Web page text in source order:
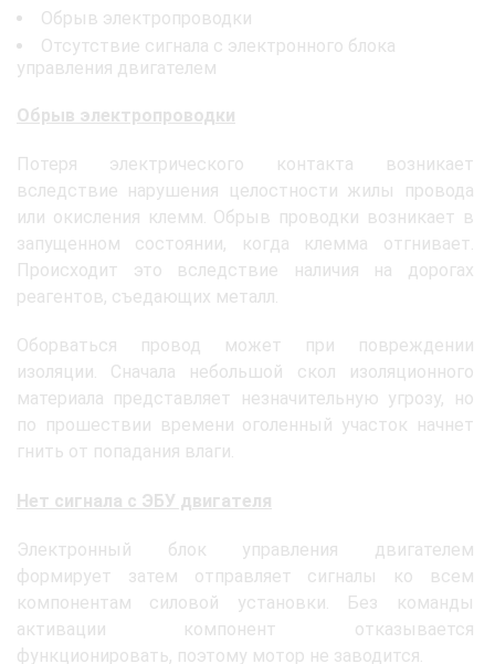
Обрыв электропроводки
Отсутствие сигнала с электронного блока
управления двигателем
Обрыв электропроводки
Потеря электрического контакта возникает
вследствие нарушения целостности жилы провода
или окисления клемм. Обрыв проводки возникает в
запущенном состоянии, когда клемма отгнивает.
Происходит это вследствие наличия на дорогах
реагентов, съедающих металл.
Оборваться провод может при повреждении
изоляции. Сначала небольшой скол изоляционного
материала представляет незначительную угрозу, но
по прошествии времени оголенный участок начнет
гнить от попадания влаги.
Нет сигнала с ЭБУ двигателя
Электронный блок управления двигателем
формирует затем отправляет сигналы ко всем
компонентам силовой установки. Без команды
активации компонент отказывается
функционировать, поэтому мотор не заводится.